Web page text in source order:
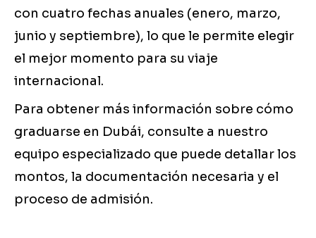
con cuatro fechas anuales (enero, marzo,
junio y septiembre), lo que le permite elegir
el mejor momento para su viaje
internacional.
Para obtener más información sobre cómo
graduarse en Dubái, consulte a nuestro
equipo especializado que puede detallar los
montos, la documentación necesaria y el
proceso de admisión.